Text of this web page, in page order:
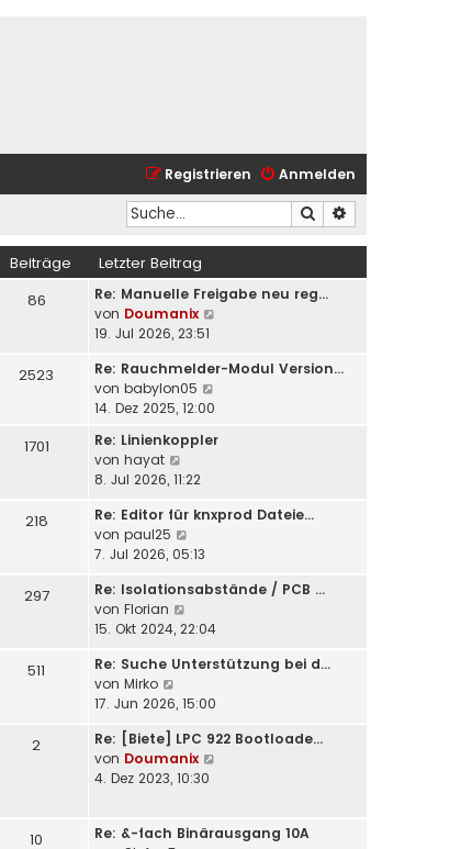
Anmelden
Registrieren
Suche
Beiträge Letzter Beitrag
86
Re: Manuelle Freigabe neu reg…
von Doumanix
e
r
i
g
19. Jul 2026, 23:51
2523
Re: Rauchmelder-Modul Version…
von babylon05
e
r
i
g
14. Dez 2025, 12:00
1701
Re: Linienkoppler
von hayat
e
e
s
t
r
B
e
r
g
8. Jul 2026, 11:22
218
Re: Editor für knxprod Dateie…
von paul25
e
e
t
r
e
i
t
r
7. Jul 2026, 05:13
297
Re: Isolationsabstände / PCB …
von Florian
e
e
t
r
B
e
t
r
15. Okt 2024, 22:04
511
Re: Suche Unterstützung bei d…
von Mirko
e
e
s
t
B
17. Jun 2026, 15:00
2
Re: [Biete] LPC 922 Bootloade…
von Doumanix
s
4. Dez 2023, 10:30
10
Re: &-fach Binärausgang 10A